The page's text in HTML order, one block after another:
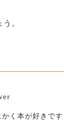
。
かく本が好きです